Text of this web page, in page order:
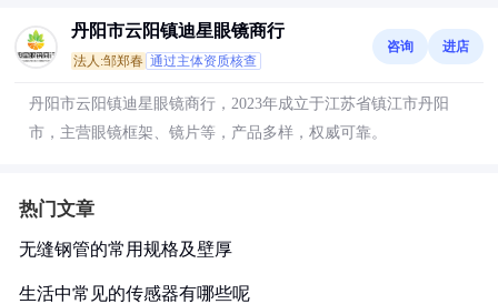
丹阳市云阳镇迪星眼镜商行
法人:邹郑春 通过主体资质核查
咨询 进店
丹阳市云阳镇迪星眼镜商行，2023年成立于江苏省镇江市丹阳
市，主营眼镜框架、镜片等，产品多样，权威可靠。
热门文章
无缝钢管的常用规格及壁厚
生活中常见的传感器有哪些呢